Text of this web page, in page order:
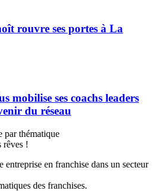
rouvre ses portes à La
mobilise ses coachs leaders
du réseau
par thématique
rêves !
entreprise en franchise dans un secteur
des franchises.